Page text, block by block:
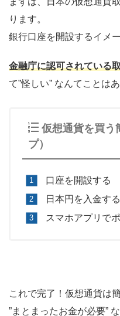
ります。
銀行口座を開設するイメー
金融庁に認可されている
て”怪しい” なんてことは
仮想通貨を買う
プ）
口座を開設する
日本円を入金する
スマホアプリで
これで完了！仮想通貨は
”まとまったお金が必要”